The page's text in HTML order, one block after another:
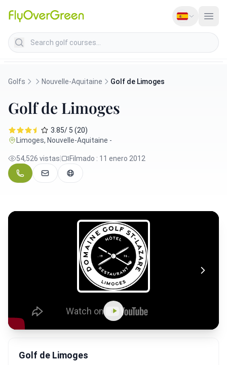
Search golf courses
Golfs Nouvelle-Aquitaine Golf de Limoges
Golf de Limoges
3.85/ 5 (20)
Limoges, Nouvelle-Aquitaine -
54,526 vistas Filmado : 11 enero 2012
Golf de Limoges